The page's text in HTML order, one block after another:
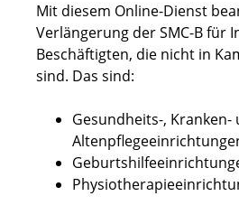
Mit diesem Online-Dienst
Verlängerung der SMC-B für
Beschäftigten, die nicht in
sind. Das sind:
Gesundheits-, Kranken-